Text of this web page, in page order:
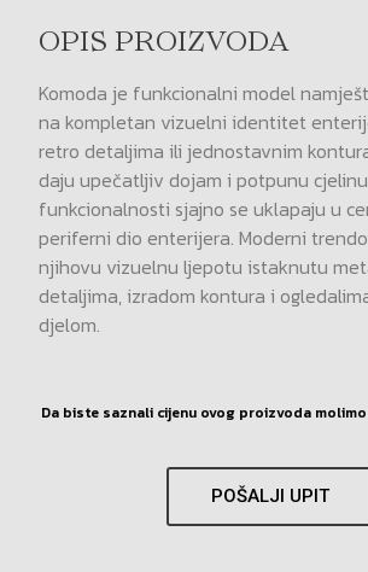
OPIS PROIZVODA
Komoda je funkcionalni model
na kompletan vizuelni identitet
retro detaljima ili jednostavnim
daju upečatljiv dojam i potpunu
funkcionalnosti sjajno se uklapaju u
periferni dio enterijera. Moderni
njihovu vizuelnu ljepotu istaknutu
detaljima, izradom kontura i
djelom.
Da biste saznali cijenu ovog proizvoda
POŠALJI UPIT